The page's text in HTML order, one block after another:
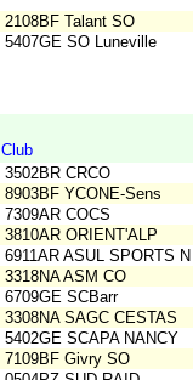
2108BF Talant SO
5407GE SO Luneville
Club
3502BR CRCO
8903BF YCONE-Sens
7309AR COCS
3810AR ORIENT'ALP
6911AR ASUL SPORTS
3318NA ASM CO
6709GE SCBarr
3308NA SAGC CESTAS
5402GE SCAPA NANCY
7109BF Givry SO